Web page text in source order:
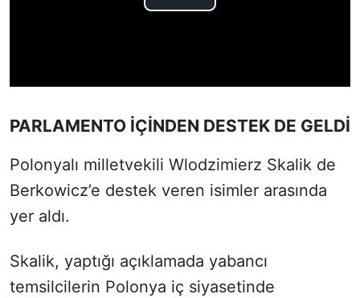
PARLAMENTO İÇİNDEN DESTEK DE GELDİ
Polonyalı milletvekili Wlodzimierz Skalik de
Berkowicz’e destek veren isimler arasında
yer aldı.
Skalik, yaptığı açıklamada yabancı
temsilcilerin Polonya iç siyasetinde